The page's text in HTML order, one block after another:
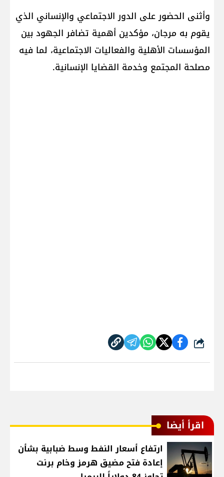
وأثنى الحضور على الدور الاجتماعي والإنساني الذي
يقوم به مرجان، مؤكدين أهمية تضافر الجهود بين
المؤسسات الأهلية والفعاليات الاجتماعية، لما فيه
مصلحة المجتمع وخدمة القضايا الإنسانية.
شارك
اقرأ أيضا
ارتفاع أسعار النفط وسط ضبابية بشأن
إعادة فتح مضيق هرمز وخام برنت